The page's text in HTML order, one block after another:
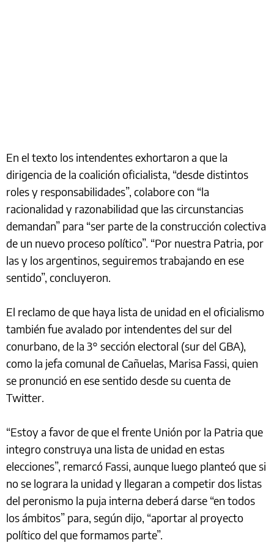
En el texto los intendentes exhortaron a que la
dirigencia de la coalición oficialista, “desde distintos
roles y responsabilidades”, colabore con “la
racionalidad y razonabilidad que las circunstancias
demandan” para “ser parte de la construcción colectiva
de un nuevo proceso político”. “Por nuestra Patria, por
las y los argentinos, seguiremos trabajando en ese
sentido”, concluyeron.
El reclamo de que haya lista de unidad en el oficialismo
también fue avalado por intendentes del sur del
conurbano, de la 3° sección electoral (sur del GBA),
como la jefa comunal de Cañuelas, Marisa Fassi, quien
se pronunció en ese sentido desde su cuenta de
Twitter.
“Estoy a favor de que el frente Unión por la Patria que
integro construya una lista de unidad en estas
elecciones”, remarcó Fassi, aunque luego planteó que si
no se lograra la unidad y llegaran a competir dos listas
del peronismo la puja interna deberá darse “en todos
los ámbitos” para, según dijo, “aportar al proyecto
político del que formamos parte”.